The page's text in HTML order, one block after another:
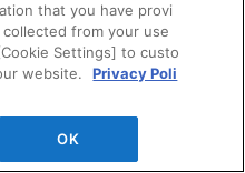
that you have provi
from your use
Settings] to custo
website.
Privacy Poli
OK